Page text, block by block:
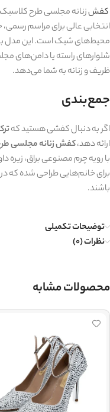
کفش
انتخابی عالی برای مراسم
محیط‌های شیک است. این مدل
شلوارهای راسته یا دامن‌های
ظریف و زنانه به شما می‌دهد.
جمع‌بندی
اگر به دنبال کفشی هستید که
ارائه دهد،کفش زنانه مجلسی طرح
برای خانم‌هایی طراحی شده که
باشند.
توضیحات تکمیلی
نظرات (0)
محصولات مشابه